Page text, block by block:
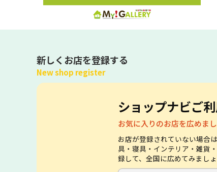
新しくお店を登録する
New shop register
ショップナビご
お気に入りのお店を広めまし
お店が登録されていない場合
具・寝具・インテリア・雑貨
録して、全国に広めてみましょ